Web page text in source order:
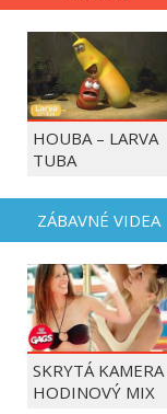
HOUBA – LARVA
TUBA
ZÁBAVNÉ VIDEA
SKRYTÁ
HODINOVÝ MIX